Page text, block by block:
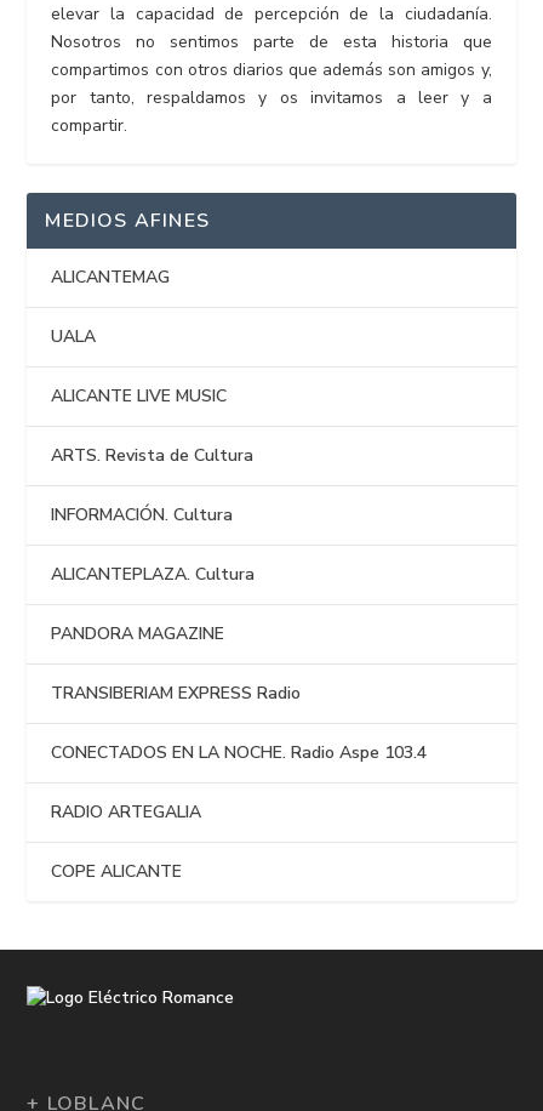
elevar la capacidad de percepción de la ciudadanía.
Nosotros no sentimos parte de esta historia que
compartimos con otros diarios que además son amigos y,
por tanto, respaldamos y os invitamos a leer y a
compartir.
MEDIOS AFINES
ALICANTEMAG
UALA
ALICANTE LIVE MUSIC
ARTS. Revista de Cultura
INFORMACIÓN. Cultura
ALICANTEPLAZA. Cultura
PANDORA MAGAZINE
TRANSIBERIAM EXPRESS Radio
CONECTADOS EN LA NOCHE. Radio Aspe 103.4
RADIO ARTEGALIA
COPE ALICANTE
+ LOBLANC